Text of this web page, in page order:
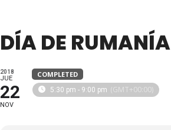
DÍA DE RUMANÍA
2018
JUE
22
NOV
COMPLETED
5:30 pm - 9:00 pm (GMT+00:00)